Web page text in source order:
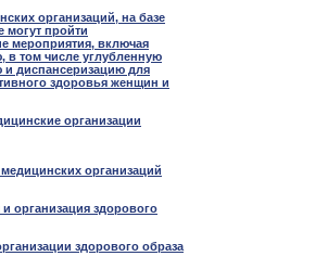
организаций, на базе
могут пройти
мероприятия, включая
в том числе углубленную
и диспансеризацию для
здоровья женщин и
организации
организаций
организация здорового
здорового образа